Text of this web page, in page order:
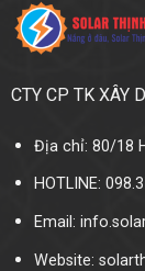
CTY CP TK XÂY
Địa chỉ: 80/18
HOTLINE:
Email:
Website: